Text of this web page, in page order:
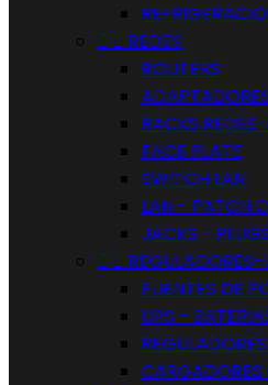
  REDES
ROUTERS
RACKS
FACE PLATE
SWITCH LAN
LAN - PATCH
JACKS - PLUGS
  REGULADORES-
FUENTES DE
UPS -
CARGADORES